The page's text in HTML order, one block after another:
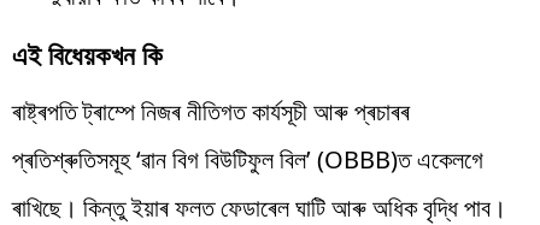
এই বিধেয়কখন কি
ৰাষ্ট্ৰপতি ট্ৰাম্পে নিজৰ নীতিগত কাৰ্যসূচী আৰু প্ৰচাৰৰ
প্ৰতিশ্ৰুতিসমূহ ‘ৱান বিগ বিউটিফুল বিল’ (OBBB)ত একেলগে
ৰাখিছে। কিন্তু ইয়াৰ ফলত ফেডাৰেল ঘাটি আৰু অধিক বৃদ্ধি পাব।